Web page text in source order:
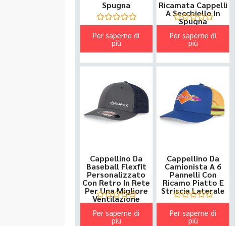
Spugna
Valutato
0
Per saperne di
più
Ricamata Cappelli
A Secchiello In
Spugna
Valutato
0
Per saperne di
più
Cappellino Da
Baseball Flexfit
Personalizzato
Con Retro In Rete
Per Una Migliore
Ventilazione
Valutato
0
Per saperne di
più
Cappellino Da
Camionista A 6
Pannelli Con
Ricamo Piatto E
Striscia Laterale
Valutato
0
Per saperne di
più